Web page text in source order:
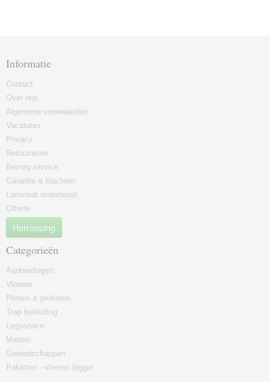
Informatie
Contact
Over ons
Algemene voorwaarden
Vacatures
Privacy
Retourneren
Bezorg service
Garantie & klachten
Laminaat onderhoud
Offerte
Herroeping
Categorieën
Aanbiedingen
Vloeren
Plinten & profielen
Trap bekleding
Legservice
Matten
Gereedschappen
Paketten - vloeren legger